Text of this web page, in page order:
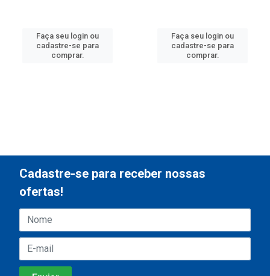
Faça seu login ou
cadastre-se para
comprar.
Faça seu login ou
cadastre-se para
comprar.
Cadastre-se para receber nossas
ofertas!